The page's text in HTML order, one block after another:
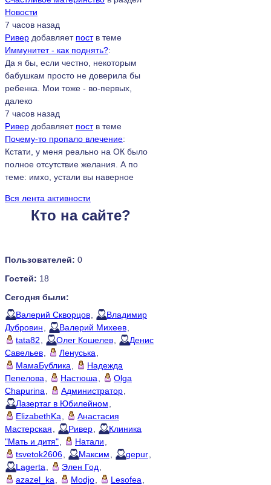
Новости
7 часов назад
Ривер добавляет поств теме
Иммунитет - как поднять?:
Да я бы, если честно, некоторым
бабушкам просто не доверила бы
ребенка. Мои тоже - во-первых,
далеко
7 часов назад
Ривер добавляет поств теме
Почему-то пропало влечение:
Кстати, у меня реально на ОК было
полное отсутствие желания. А по
теме: имхо, устали вы наверное
Вся лента активности
Кто на сайте?
Пользователей: 0
Гостей: 18
Сегодня были:
Валерий Скворцов
Владимир
Дубровин
Валерий Михеев
tata82
Олег Кошелев
Денис
Савельев
Ленуська
МамаБублика
Надежда
Пепелова
Настюша
Olga
Chapurina
Администратор
Лазертаг в Юбилейном
ElizabethKa
Анастасия
Мастерская
Ривер
Клиника
"Мать и дитя"
Натали
tsvetok2606
Максим gepur
Lagerta
Элен Год
azazel_ka
Modjo Lesofea